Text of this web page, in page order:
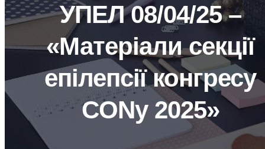
УПЕЛ 08/04/25 –
«Матеріали секції
епілепсії конгресу
CONy 2025»